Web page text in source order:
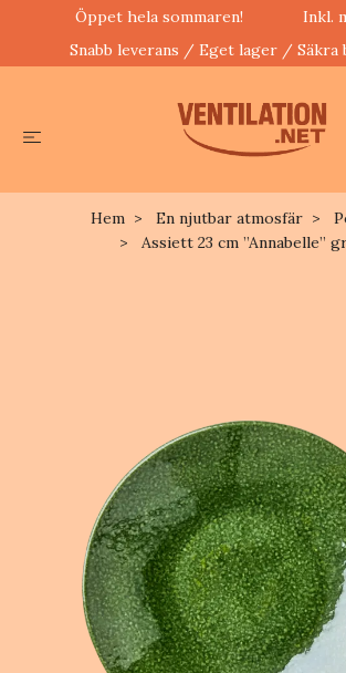
Öppet hela sommaren!
Inkl.
Snabb leverans / Eget lager / Säkra
Hem En njutbar atmosfär
Assiett 23 cm ”Annabelle”